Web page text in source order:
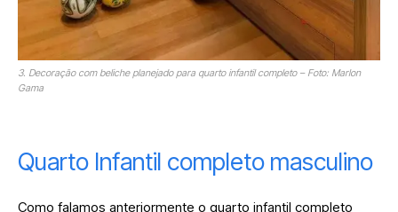
3. Decoração com beliche planejado para quarto infantil completo – Foto: Marlon
Gama
Quarto Infantil completo masculino
Como falamos anteriormente o quarto infantil completo